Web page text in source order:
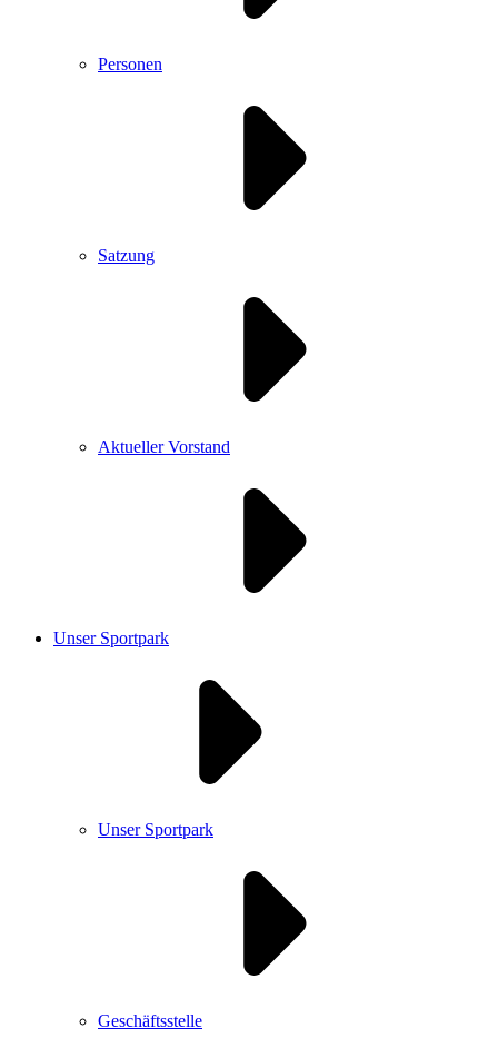
Personen
Satzung
Aktueller Vorstand
Unser Sportpark
Unser Sportpark
Geschäftsstelle